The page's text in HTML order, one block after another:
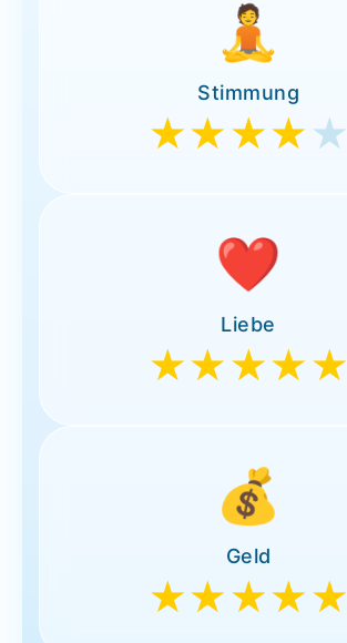
🧘
Stimmung
★★★★★
❤️
Liebe
★★★★★
💰
Geld
★★★★★